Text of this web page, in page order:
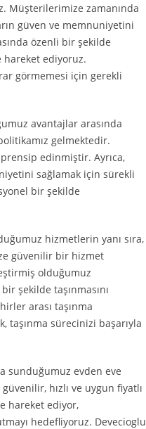
Müşterilerimize zamanında
güven ve memnuniyetini
özenli bir şekilde
hareket ediyoruz.
görmemesi için gerekli
avantajlar arasında
gelmektedir.
edinmiştir. Ayrıca,
sağlamak için sürekli
bir şekilde
hizmetlerin yanı sıra,
güvenilir bir hizmet
olduğumuz
şekilde taşınmasını
arası taşınma
taşınma sürecinizi başarıyla
sunduğumuz evden eve
hızlı ve uygun fiyatlı
hareket ediyor,
hedefliyoruz. Devecioglu